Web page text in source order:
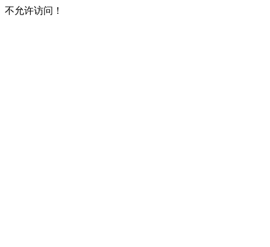
不允许访问！